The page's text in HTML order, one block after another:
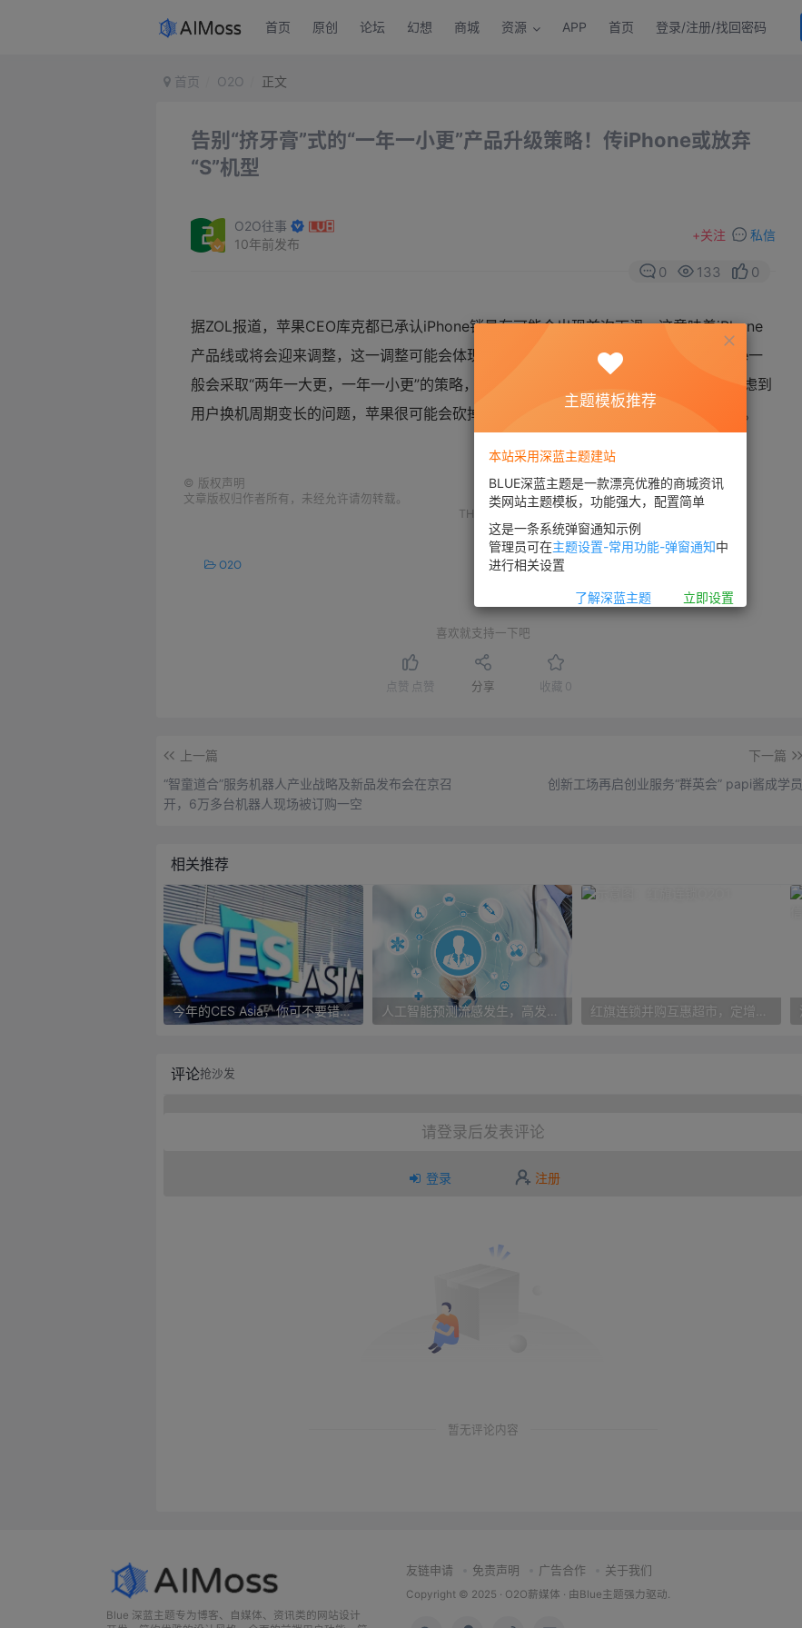
首页 原创 论坛 幻想 商城 资源 APP 首页 登录/注册/找回密码
首页 O2O 正文
告别“挤牙膏”式的“一年一小更”产品升级策略！传iPhone或放弃
“S”机型
O2O往事
10年前发布
+关注 私信
0 133 0
据ZOL报道，苹果CEO库克都已承认iPhone销量有可能会出现首次下滑，这意味着iPhone
产品线或将会迎来调整，这一调整可能会体现在iPhone的更新模式上，我们知道iPhone一
般会采取“两年一大更，一年一小更”的策略，体现在产品上就是“s”系列的存在，不过考虑到
用户换机周期变长的问题，苹果很可能会砍掉“s”机型，从而保证每年一(大)更新的节奏。
© 版权声明
文章版权归作者所有，未经允许请勿转载。
THE END
O2O
喜欢就支持一下吧
点赞 点赞 分享 收藏 0
上一篇
“智童道合”服务机器人产业战略及新品发布会在京召
开，6万多台机器人现场被订购一空
下一篇
创新工场再启创业服务“群英会” papi酱成学员
相关推荐
今年的CES Asia，你可不要错过这些自动驾驶看点
评论抢沙发
请登录后发表评论
登录 注册
暂无评论内容
Blue 深蓝主题专为博客、自媒体、资讯类的网站设计
友链申请 免责声明 广告合作 关于我们
Copyright © 2025 · O2O薪媒体 · 由 Blue主题强力驱动.
主题模板推荐
本站采用深蓝主题建站
BLUE深蓝主题是一款漂亮优雅的商城资讯
类网站主题模板，功能强大，配置简单
这是一条系统弹窗通知示例
管理员可在主题设置-常用功能-弹窗通知中
进行相关设置
了解深蓝主题 立即设置